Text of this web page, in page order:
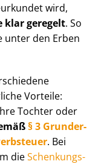
wird,
klar geregelt. So
unter den Erben
Vorteile:
Tochter oder
§ 3 Grund­er­
. Bei
dieSchen­kungs­